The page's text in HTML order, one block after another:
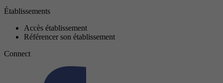
Établissements
Accès établissement
Référencer son établissement
Connect